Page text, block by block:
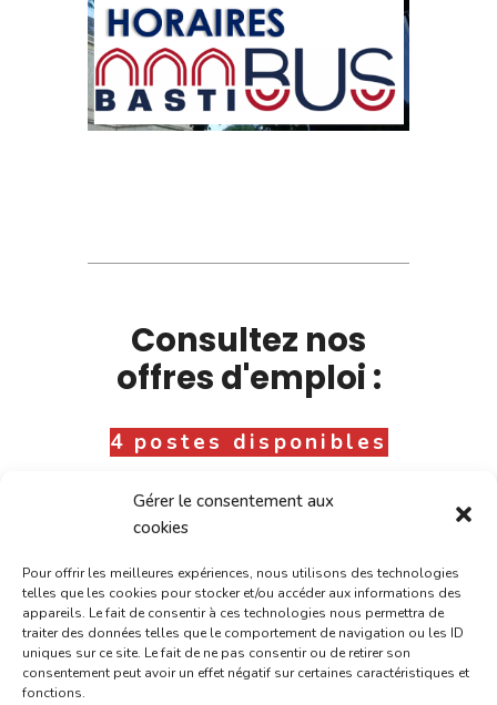
Gérer le consentement aux
cookies
Pour offrir les meilleures expériences, nous utilisons des technologies
telles que les cookies pour stocker et/ou accéder aux informations des
appareils. Le fait de consentir à ces technologies nous permettra de
traiter des données telles que le comportement de navigation ou les ID
uniques sur ce site. Le fait de ne pas consentir ou de retirer son
consentement peut avoir un effet négatif sur certaines caractéristiques et
fonctions.
Consultez nos
offres d'emploi :
4 postes disponibles